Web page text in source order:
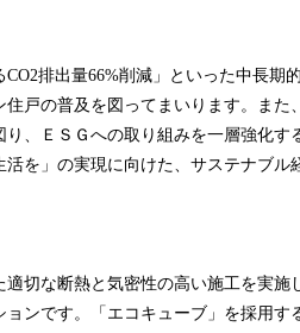
排出量66%削減」といった中長期
戸の普及を図ってまいります。また
、ＥＳＧへの取り組みを一層強化す
を」の実現に向けた、サステナブル
切な断熱と気密性の高い施工を実施
ンです。「エコキューブ」を採用す